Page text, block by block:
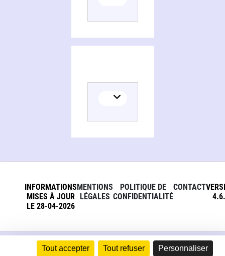
Tout accepter Tout refuser Personnaliser
INFORMATIONS
MISES À JOUR
LE 28-04-2026
MENTIONS
LÉGALES
POLITIQUE DE
CONFIDENTIALITÉ
CONTACT